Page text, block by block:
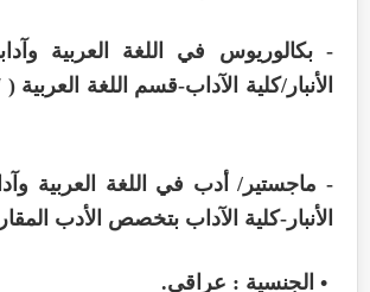
- بكالوريوس في اللغة العربية
- ماجستير/ أدب في اللغة العربية
الأنبار-كلية الآداب بتخصص الأدب المقارن
• الجنسية : عراقي.